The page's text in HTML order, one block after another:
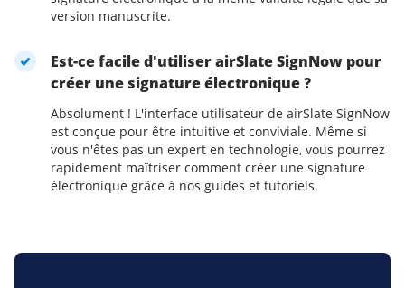
version manuscrite.
Est-ce facile d'utiliser airSlate SignNow pour
créer une signature électronique ?
Absolument ! L'interface utilisateur de airSlate SignNow
est conçue pour être intuitive et conviviale. Même si
vous n'êtes pas un expert en technologie, vous pourrez
rapidement maîtriser comment créer une signature
électronique grâce à nos guides et tutoriels.